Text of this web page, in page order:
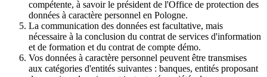
compétente, à savoir le président de l'Office de protection des
données à caractère personnel en Pologne.
La communication des données est facultative, mais
nécessaire à la conclusion du contrat de services d'information
et de formation et du contrat de compte démo.
Vos données à caractère personnel peuvent être transmises
aux catégories d'entités suivantes : banques, entités proposant